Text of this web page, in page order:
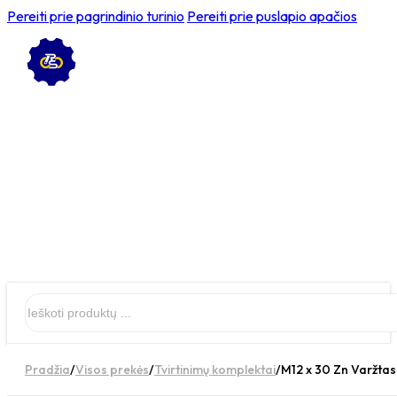
Pereiti prie pagrindinio turinio Pereiti prie puslapio apačios
Pradžia/Visos prekės/Tvirtinimų komplektai/M12 x 30 Zn